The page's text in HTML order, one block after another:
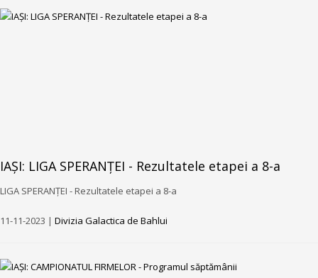
IAȘI: LIGA SPERANȚEI - Rezultatele etapei a 8-a
LIGA SPERANȚEI - Rezultatele etapei a 8-a
11-11-2023 | Divizia Galactica de Bahlui